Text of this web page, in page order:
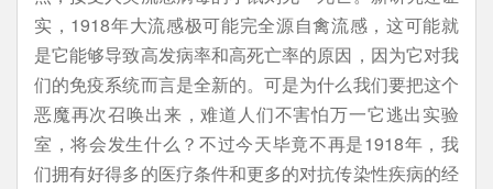
实，1918年大流感极可能完全源自禽流感，这可能就
是它能够导致高发病率和高死亡率的原因，因为它对我
们的免疫系统而言是全新的。可是为什么我们要把这个
恶魔再次召唤出来，难道人们不害怕万一它逃出实验
室，将会发生什么？不过今天毕竟不再是1918年，我
们拥有好得多的医疗条件和更多的对抗传染性疾病的经